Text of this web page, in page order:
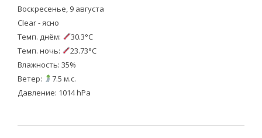
Воскресенье, 9 августа
Clear - ясно
Темп. днём:
30.3°C
Темп. ночь:
23.73°C
Влажность: 35%
Ветер:
7.5 м.с.
Давление: 1014 hPa